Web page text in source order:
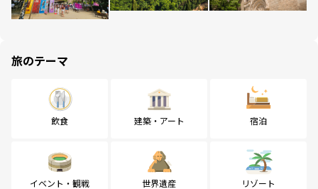
旅のテーマ
飲食 建築・アート 宿泊
イベント・観戦 世界遺産 リゾート